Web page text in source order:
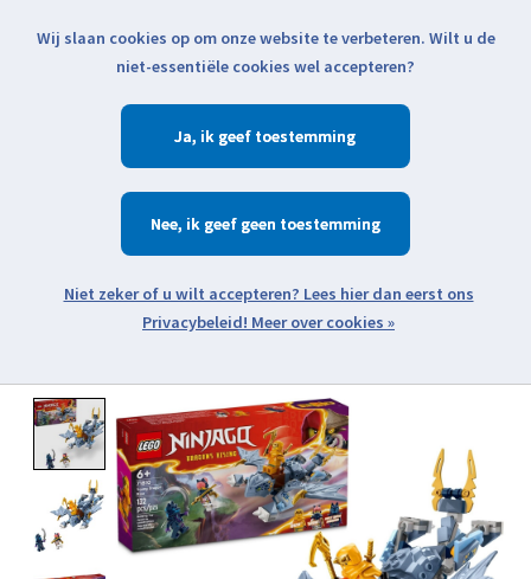
Klik voor actuele verzendinformatie...
Verlanglijst
Zoeken
Open webshop menu
Product image slideshow Items
Wij slaan cookies op om onze website te verbeteren. Wilt u de
niet-essentiële cookies wel accepteren?
Ja
Nee
Meer over cookies »